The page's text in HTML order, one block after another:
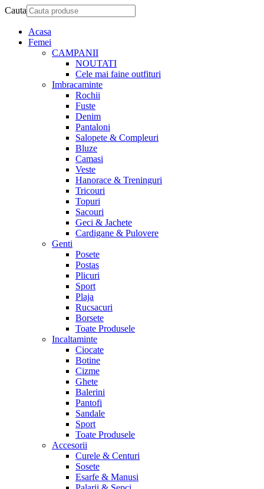
Cauta
Acasa
Femei
CAMPANII
NOUTATI
Cele mai faine outfituri
Imbracaminte
Rochii
Fuste
Denim
Pantaloni
Salopete & Compleuri
Bluze
Camasi
Veste
Hanorace & Treninguri
Tricouri
Topuri
Sacouri
Geci & Jachete
Cardigane & Pulovere
Genti
Posete
Postas
Plicuri
Sport
Plaja
Rucsacuri
Borsete
Toate Produsele
Incaltaminte
Ciocate
Botine
Cizme
Ghete
Balerini
Pantofi
Sandale
Sport
Toate Produsele
Accesorii
Curele & Centuri
Sosete
Esarfe & Manusi